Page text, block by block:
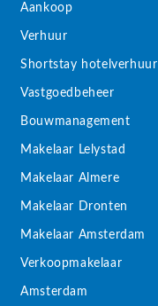
Aankoop
Verhuur
Shortstay hotelverhuur
Vastgoedbeheer
Bouwmanagement
Makelaar Lelystad
Makelaar Almere
Makelaar Dronten
Makelaar Amsterdam
Verkoopmakelaar
Amsterdam